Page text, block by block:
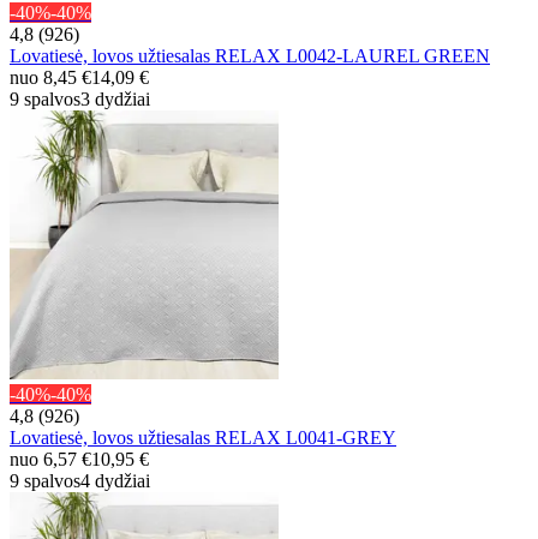
-40%-40%
4,8 (926)
Lovatiesė, lovos užtiesalas RELAX L0042-LAUREL GREEN
nuo 8,45 €14,09 €
9 spalvos3 dydžiai
-40%-40%
4,8 (926)
Lovatiesė, lovos užtiesalas RELAX L0041-GREY
nuo 6,57 €10,95 €
9 spalvos4 dydžiai